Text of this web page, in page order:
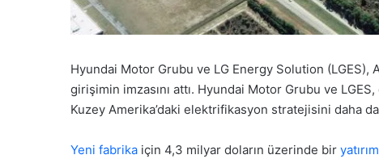
Hyundai Motor Grubu ve LG Energy Solution
girişimin imzasını attı. Hyundai Motor Grubu ve
Kuzey Amerika’daki elektrifikasyon stratejisini daha
Yeni fabrika için 4,3 milyar doların üzerinde bir yatırım